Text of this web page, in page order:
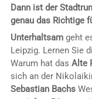
Dann ist der
genau das Richtige
Unterhaltsamgeht
Leipzig. Lernen Sie
Warum hat das Alte
sich an der
Sebastian Bachs